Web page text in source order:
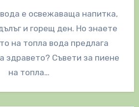
е освежаваща напитка,
и горещ ден. Но знаете
на топла вода предлага
здравето? Съвети за пиене
на топла…